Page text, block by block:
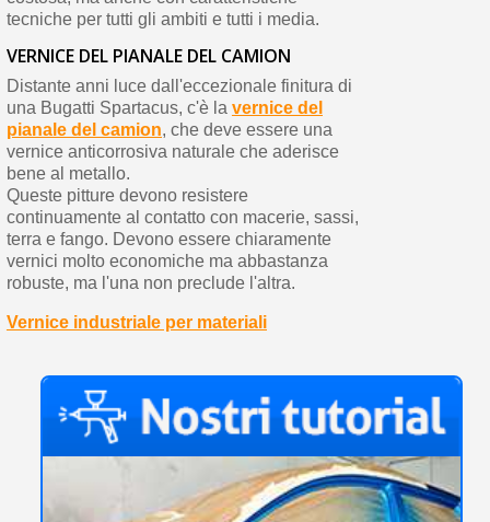
tecniche per tutti gli ambiti e tutti i media.
VERNICE DEL PIANALE DEL CAMION
Distante anni luce dall'eccezionale finitura di
una Bugatti Spartacus, c'è la vernice del
pianale del camion, che deve essere una
vernice anticorrosiva naturale che aderisce
bene al metallo.
Queste pitture devono resistere
continuamente al contatto con macerie, sassi,
terra e fango. Devono essere chiaramente
vernici molto economiche ma abbastanza
robuste, ma l'una non preclude l'altra.
Vernice industriale per materiali